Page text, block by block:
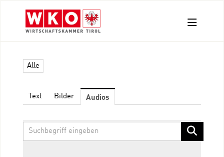
Pressefotos
Kontakt
Alle
Text Bilder Audios